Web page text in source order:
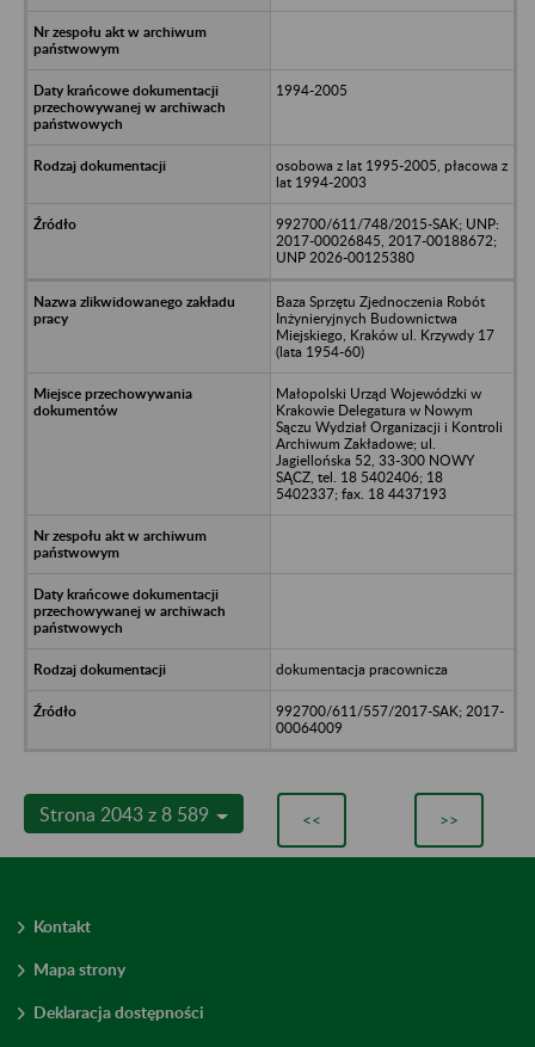
1994-2005
osobowa z lat 1995-2005, płacowa z
lat 1994-2003
992700/611/748/2015-SAK; UNP:
2017-00026845, 2017-00188672;
UNP 2026-00125380
Baza Sprzętu Zjednoczenia Robót
Inżynieryjnych Budownictwa
Miejskiego, Kraków ul. Krzywdy 17
(lata 1954-60)
Małopolski Urząd Wojewódzki w
Krakowie Delegatura w Nowym
Sączu Wydział Organizacji i Kontroli
Archiwum Zakładowe; ul.
Jagiellońska 52, 33-300 NOWY
SĄCZ, tel. 18 5402406; 18
5402337; fax. 18 4437193
dokumentacja pracownicza
992700/611/557/2017-SAK; 2017-
00064009
Strona 2043 z 8 589 << >>
Kontakt
Mapa strony
Deklaracja dostępności